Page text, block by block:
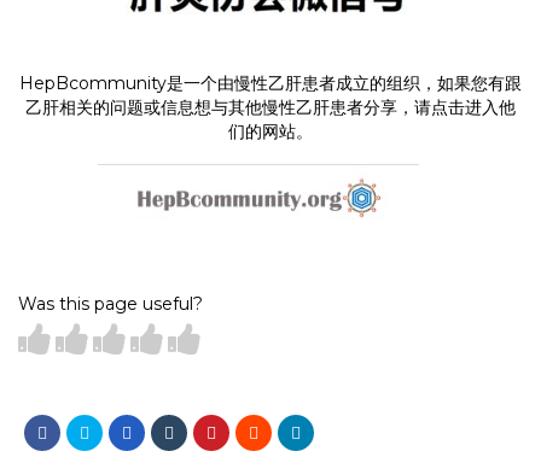
HepBcommunity是一个由慢性乙肝患者成立的组织，如果您有跟
乙肝相关的问题或信息想与其他慢性乙肝患者分享，请点击进入他
们的网站。
Was this page useful?